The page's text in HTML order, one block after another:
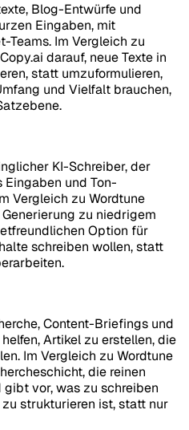
Blog-Entwürfe und
Eingaben, mit
Im Vergleich zu
darauf, neue Texte in
statt umzuformulieren,
und Vielfalt brauchen,
KI-Schreiber, der
und Ton-
Vergleich zu Wordtune
zu niedrigem
Option für
schreiben wollen, statt
Content-Briefings und
Artikel zu erstellen, die
Im Vergleich zu Wordtune
die reinen
vor, was zu schreiben
strukturieren ist, statt nur